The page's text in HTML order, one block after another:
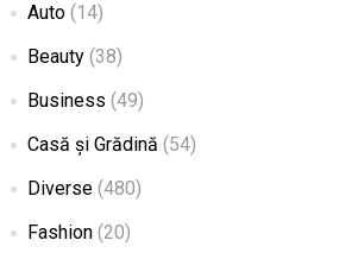
Auto(14)
Beauty(38)
Business (49)
Casă și Grădină (54)
Diverse(480)
Fashion(20)